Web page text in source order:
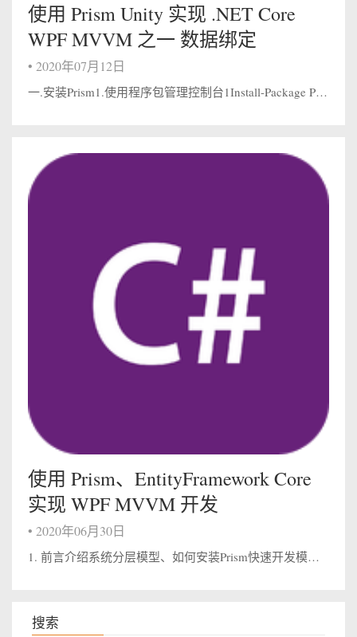
使用 Prism Unity 实现 .NET Core
WPF MVVM 之一 数据绑定
• 2020年07月12日
一.安装Prism1.使用程序包管理控制台1Install-Package Prism.Unity 2.使用管理解决方案的Nuget包为啥安装prism会跟Prism.Unity有关系，我们知道Unity是个IOC容器,而Prism...
使用 Prism、EntityFramework Core
实现 WPF MVVM 开发
• 2020年06月30日
1. 前言介绍系统分层模型、如何安装Prism快速开发模板与MVVM框架使用、如何配置ORM框架Entity Framework Core与使用、以及Postgresql数据库配置。 2. 系统分层项目比较简单，大概分层模型如下： ...
搜索